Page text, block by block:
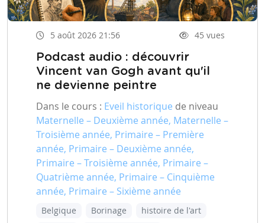
5 août 2026 21:56 45 vues
Podcast audio : découvrir
Vincent van Gogh avant qu'il
ne devienne peintre
Dans le cours : Eveil historique de niveau
Maternelle – Deuxième année, Maternelle –
Troisième année, Primaire – Première
année, Primaire – Deuxième année,
Primaire – Troisième année, Primaire –
Quatrième année, Primaire – Cinquième
année, Primaire – Sixième année
Belgique Borinage
histoire de l'art